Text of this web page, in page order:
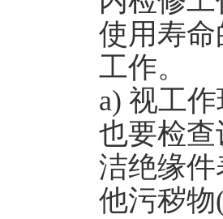
使用寿
工作。
a) 视工
也要检
洁绝缘
他污秽